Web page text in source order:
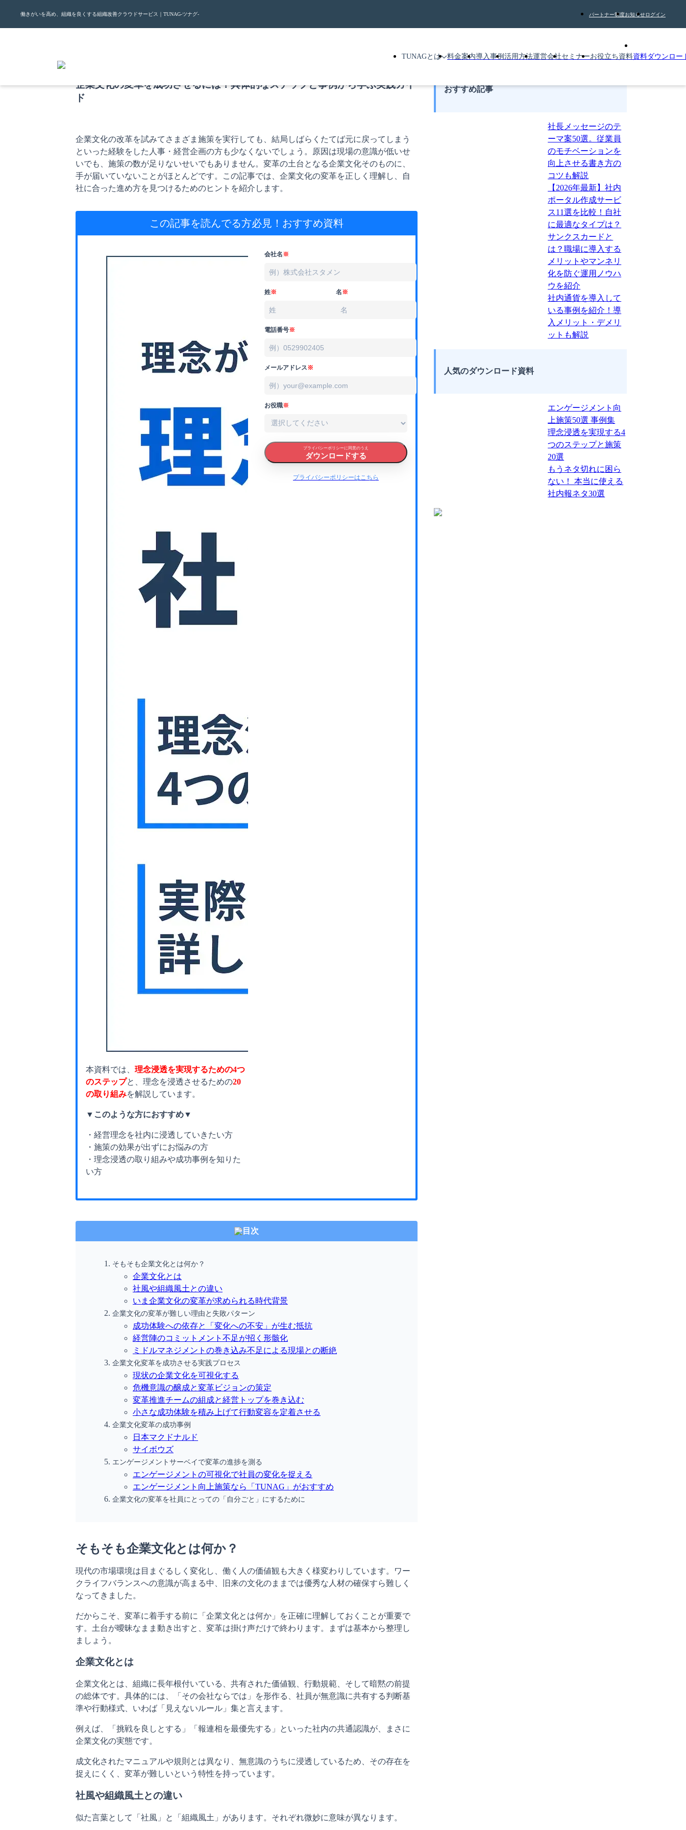
働きがいを高め、組織を良くする組織改善クラウドサービス｜TUNAG-ツナグ- パートナー制度お知らせログイン
TUNAGとは 料金案内導入事例 活用方法運営会社セミナーお役立ち資料資料ダウンロー
企業文化の変革を成功させるには？具体的なステップと事例から学ぶ実践ガイ
ド
企業文化の改革を試みてさまざま施策を実行しても、結局しばらくたてば元に戻ってしまう
といった経験をした人事・経営企画の方も少なくないでしょう。原因は現場の意識が低いせ
いでも、施策の数が足りないせいでもありません。変革の土台となる企業文化そのものに、
手が届いていないことがほとんどです。この記事では、企業文化の変革を正しく理解し、自
社に合った進め方を見つけるためのヒントを紹介します。
この記事を読んでる方必見！ おすすめ資料
本資料では、 理念浸透を実現するための4つ
のステップと、理念を浸透させるための20
の取り組みを解説しています。
▼このような方におすすめ▼
・経営理念を社内に浸透していきたい方
・施策の効果が出ずにお悩みの方
・理念浸透の取り組みや成功事例を知りた
い方
会社名※
姓※ 名※
電話番号※
メールアドレス※
お役職※
プライバシーポリシーに同意のうえ
ダウンロードする
プライバシーポリシーはこちら
目次
そもそも企業文化とは何か？
企業文化とは
社風や組織風土との違い
いま企業文化の変革が求められる時代背景
企業文化の変革が難しい理由と失敗パターン
成功体験への依存と「変化への不安」が生む抵抗
経営陣のコミットメント不足が招く形骸化
ミドルマネジメントの巻き込み不足による現場との断絶
企業文化変革を成功させる実践プロセス
現状の企業文化を可視化する
危機意識の醸成と変革ビジョンの策定
変革推進チームの組成と経営トップを巻き込む
小さな成功体験を積み上げて行動変容を定着させる
企業文化変革の成功事例
日本マクドナルド
サイボウズ
エンゲージメントサーベイで変革の進捗を測る
エンゲージメントの可視化で社員の変化を捉える
エンゲージメント向上施策なら「TUNAG」がおすすめ
企業文化の変革を社員にとっての「自分ごと」にするために
そもそも企業文化とは何か？
現代の市場環境は目まぐるしく変化し、働く人の価値観も大きく様変わりしています。ワー
クライフバランスへの意識が高まる中、旧来の文化のままでは優秀な人材の確保すら難しく
なってきました。
だからこそ、変革に着手する前に「企業文化とは何か」を正確に理解しておくことが重要で
す。土台が曖昧なまま動き出すと、変革は掛け声だけで終わります。まずは基本から整理し
ましょう。
企業文化とは
企業文化とは、組織に長年根付いている、共有された価値観、行動規範、そして暗黙の前提
の総体です。具体的には、「その会社ならでは」を形作る、社員が無意識に共有する判断基
準や行動様式、いわば「見えないルール」集と言えます。
例えば、「挑戦を良しとする」「報連相を最優先する」といった社内の共通認識が、まさに
企業文化の実態です。
成文化されたマニュアルや規則とは異なり、無意識のうちに浸透しているため、その存在を
捉えにくく、変革が難しいという特性を持っています。
社風や組織風土との違い
似た言葉として「社風」と「組織風土」があります。それぞれ微妙に意味が異なります。
おすすめ記事
社長メッセージのテ
ーマ案50選。従業員
のモチベーションを
向上させる書き方の
コツも解説
【2026年最新】社内
ポータル作成サービ
ス11選を比較！自社
に最適なタイプは？
サンクスカードと
は？職場に導入する
メリットやマンネリ
化を防ぐ運用ノウハ
ウを紹介
社内通貨を導入して
いる事例を紹介！導
入メリット・デメリ
ットも解説
人気のダウンロード資料
エンゲージメント向
上施策50選 事例集
理念浸透を実現する4
つのステップと施策
20選
もうネタ切れに困ら
ない！ 本当に使える
社内報ネタ30選